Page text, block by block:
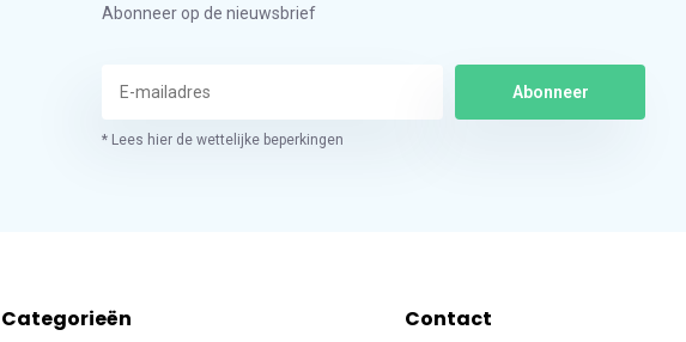
Abonneer op de nieuwsbrief
Abonneer
* Lees hier de wettelijke beperkingen
Categorieën Contact